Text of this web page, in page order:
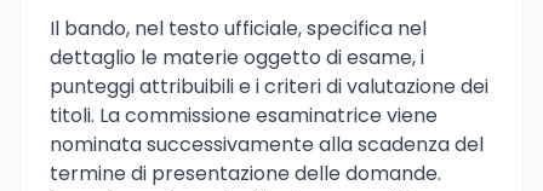
Il bando, nel testo ufficiale, specifica nel
dettaglio le materie oggetto di esame, i
punteggi attribuibili e i criteri di valutazione dei
titoli. La commissione esaminatrice viene
nominata successivamente alla scadenza del
termine di presentazione delle domande.